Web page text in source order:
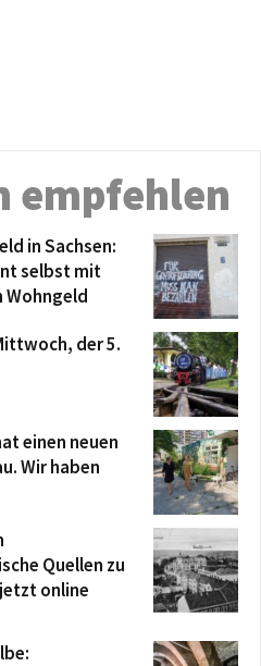
empfehlen
in Sachsen:
selbst mit
Wohngeld
der 5.
einen neuen
Wir haben
Quellen zu
online